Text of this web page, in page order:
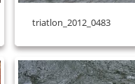
triatlon_2012_0483